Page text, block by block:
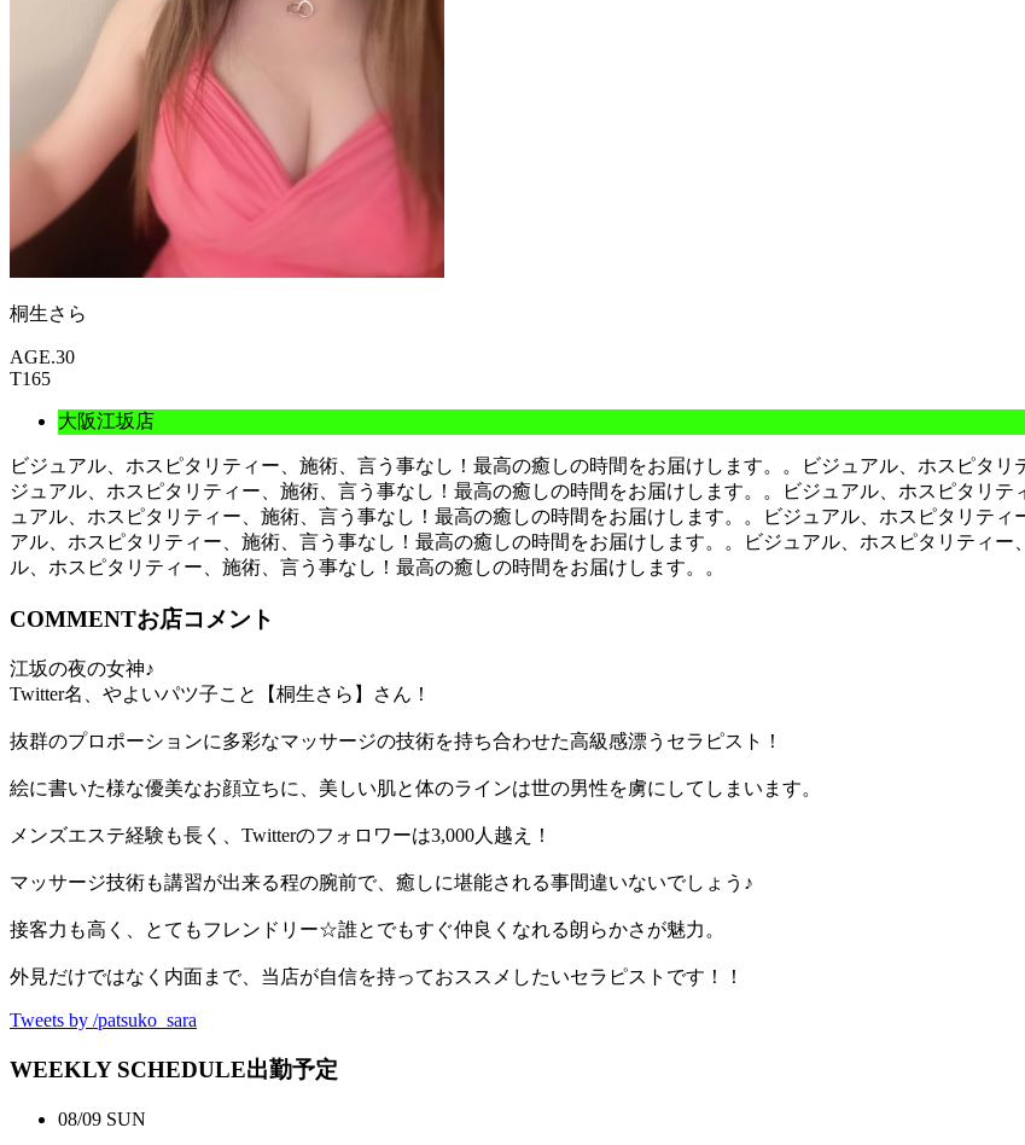
桐生さら
AGE.30
T165
大阪江坂店
ビジュアル、ホスピタリティー、施術、言う事なし！最高の癒しの時間をお届けします。。 ビジュアル、ホスピタリ
ジュアル、ホスピタリティー、施術、言う事なし！最高の癒しの時間をお届けします。。
ビジュアル、ホスピタリテ
ュアル、ホスピタリティー、施術、言う事なし！最高の癒しの時間をお届けします。。
ビジュアル、ホスピタリティ
アル、ホスピタリティー、施術、言う事なし！最高の癒しの時間をお届けします。。
ビジュアル、ホスピタリティー
ル、ホスピタリティー、施術、言う事なし！最高の癒しの時間をお届けします。。
COMMENTお店コメント
江坂の夜の女神♪
Twitter名、やよいパツ子こと【桐生さら】さん！
抜群のプロポーションに多彩なマッサージの技術を持ち合わせた高級感漂うセラピスト！
絵に書いた様な優美なお顔立ちに、美しい肌と体のラインは世の男性を虜にしてしまいます。
メンズエステ経験も長く、Twitterのフォロワーは3,000人越え！
マッサージ技術も講習が出来る程の腕前で、癒しに堪能される事間違いないでしょう♪
接客力も高く、とてもフレンドリー☆誰とでもすぐ仲良くなれる朗らかさが魅力。
外見だけではなく内面まで、当店が自信を持っておススメしたいセラピストです！！
Tweets by /patsuko_sara
WEEKLY SCHEDULE出勤予定
08/09 SUN